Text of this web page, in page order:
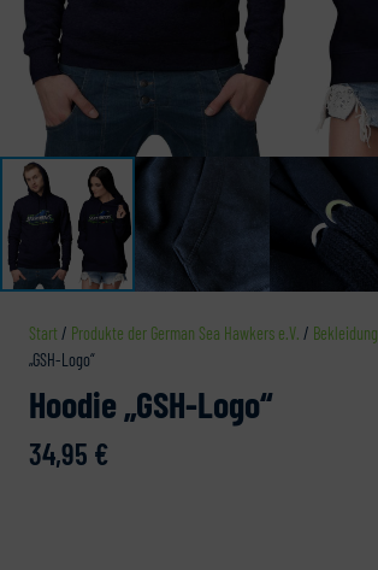
Start / Produkte der German Sea Hawkers e.V. / Bekleidung
„GSH-Logo“
Hoodie „GSH-Logo“
34,95 €